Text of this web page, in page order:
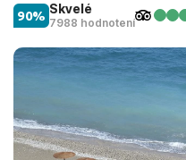
Skvelé
7988 hodnotení
90%